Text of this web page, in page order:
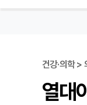
건강·의학 >
열대